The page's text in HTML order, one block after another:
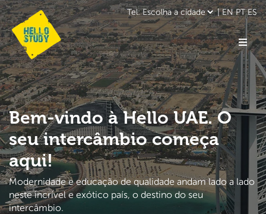
|EN PT ES
Bem-vindo à Hello UAE. O
seu intercâmbio começa
aqui!
Modernidade e educação de qualidade andam lado a lado
neste incrível e exótico país, o destino do seu
intercâmbio.